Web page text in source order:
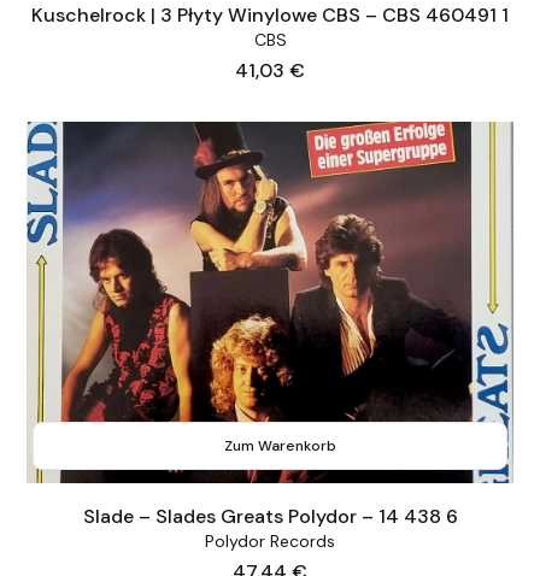
Kuschelrock | 3 Płyty Winylowe CBS – CBS 460491 1
CBS
Preis
41,03 €
Zum Warenkorb
Slade – Slades Greats Polydor – 14 438 6
Polydor Records
Preis